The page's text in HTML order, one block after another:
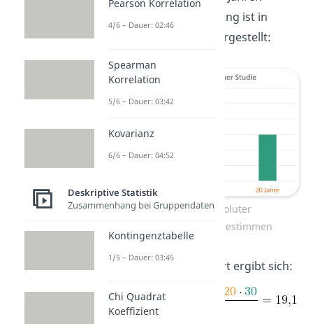
befragt. Die Altersverteilung ist in
folgendem
dargestellt:
Mittelwert aus absoluter
Häufigkeitsverteilung bestimmen
Als statistischer Mittelwert ergibt sich:
Pearson Korrelation
4/6 – Dauer: 02:46
Spearman
Korrelation
5/6 – Dauer: 03:42
Kovarianz
6/6 – Dauer: 04:52
Deskriptive Statistik
Zusammenhang bei Gruppendaten
Kontingenztabelle
1/5 – Dauer: 03:45
Chi Quadrat
Koeffizient